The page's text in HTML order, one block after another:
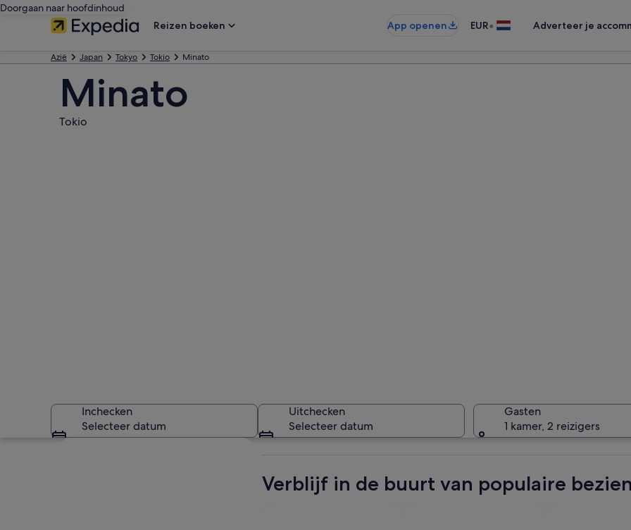
Doorgaan naar hoofdinhoud
Reizen boeken
App openen EUR• Adverteer je
Azië Japan Tokyo Tokio Minato
Minato
Tokio
Een
Inchecken
Selecteer datum
Uitchecken
Selecteer datum
Gasten
1 kamer, 2 reizigers
Verblijf in de buurt van populaire